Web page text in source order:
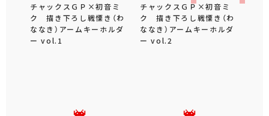
チャックスＧＰ×初音ミ
ク 描き下ろし戦慄き（わ
ななき）アームキーホルダ
ー vol.1
チャックスＧＰ×初音ミ
ク 描き下ろし戦慄き（わ
ななき）アームキーホルダ
ー vol.2